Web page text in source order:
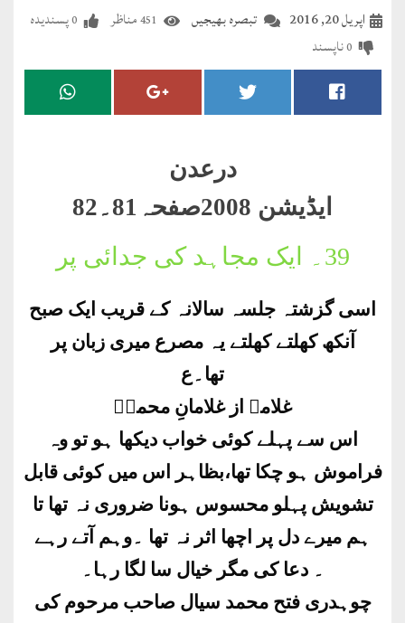
مضطرؔ
دستِ
تبصرہ بھیجیں اپریل 20, 2016 451مناظر 0پسندیدہ
0ناپسند
درعدن
ایڈیشن 2008صفحہ81۔82
39۔ ایک مجاہد کی جدائی پر
اسی گزشتہ جلسہ سالانہ کے قریب ایک صبح
آنکھ کھلتے کھلتے یہ مصرع میری زبان پر
تھا۔ع
غلامے از غلامانِ محمدؐ
اس سے پہلے کوئی خواب دیکھا ہو تو وہ
فراموش ہو چکا تھا،بظاہر اس میں کوئی قابل
تشویش پہلو محسوس ہونا ضروری نہ تھا تا
ہم میرے دل پر اچھا اثر نہ تھا ۔وہم آتے رہے
۔ دعا کی مگر خیال سا لگا رہا۔
چوہدری فتح محمد سیال صاحب مرحوم کی